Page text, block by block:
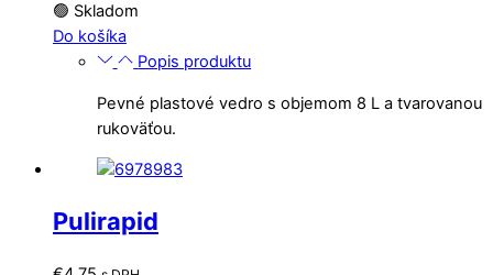
🟢 Skladom
Do košíka
Popis produktu
Pevné plastové vedro s objemom 8 L a tvarovanou
rukoväťou.
Pulirapid